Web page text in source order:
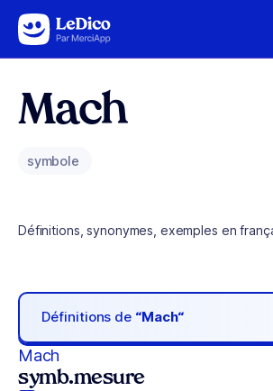
Aller au contenu
Mach
symbole
Définitions, synonymes, exemples en
Définitions de “Mach“
Mach
symb.mesure